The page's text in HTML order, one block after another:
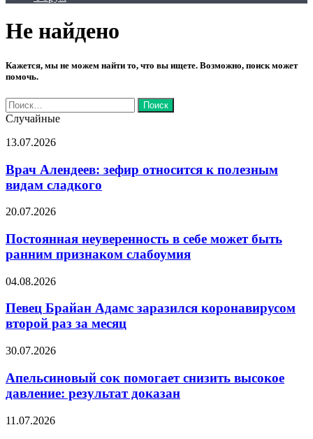
Не найдено
Кажется, мы не можем найти то, что вы ищете. Возможно, поиск может
помочь.
Найти:
Случайные
Врач
зефир
относится
к
видам
13.07.2026
Врач Алендеев: зефир относится к полезным
видам сладкого
Постоянная
в
себе
может
ранним
слабоумия
20.07.2026
Постоянная неуверенность в себе может быть
ранним признаком слабоумия
Певец
Адамс
заразился
коронавирусом
раз
месяц
04.08.2026
Певец Брайан Адамс заразился коронавирусом
второй раз за месяц
Апельсиновый
помогает
снизить
высокое
результат
30.07.2026
Апельсиновый сок помогает снизить высокое
давление: результат доказан
Онколог
11.07.2026